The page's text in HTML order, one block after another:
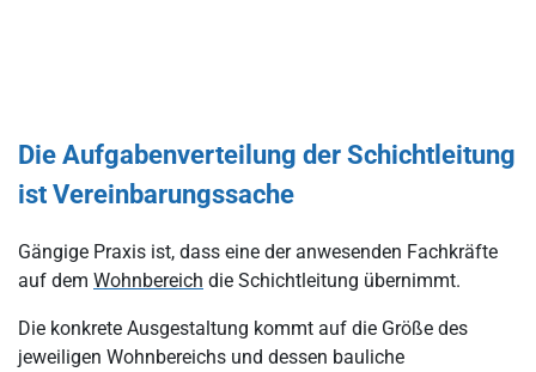
Die Aufgabenverteilung der Schichtleitung
ist Vereinbarungssache
Gängige Praxis ist, dass eine der anwesenden Fachkräfte
auf dem Wohnbereich die Schichtleitung übernimmt.
Die konkrete Ausgestaltung kommt auf die Größe des
jeweiligen Wohnbereichs und dessen bauliche